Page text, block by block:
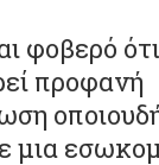
φοβερό
προφανή
μια